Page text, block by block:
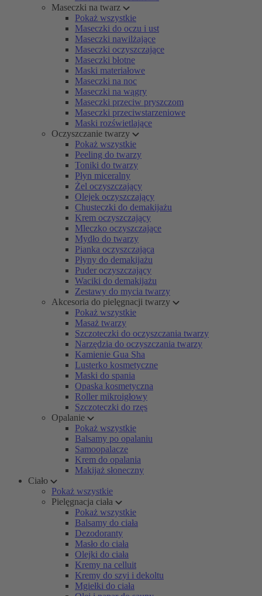
Maseczki na twarz
Pokaż wszystkie
Maseczki do oczu i ust
Maseczki nawilżające
Maseczki oczyszczające
Maseczki błotne
Maski materiałowe
Maseczki na noc
Maseczki na wągry
Maseczki przeciw pryszczom
Maseczki przeciwstarzeniowe
Maski rozświetlające
Oczyszczanie twarzy
Pokaż wszystkie
Peeling do twarzy
Toniki do twarzy
Płyn miceralny
Żel oczyszczający
Olejek oczyszczający
Chusteczki do demakijażu
Krem oczyszczający
Mleczko oczyszczające
Mydło do twarzy
Pianka oczyszczająca
Płyny do demakijażu
Puder oczyszczający
Waciki do demakijażu
Zestawy do mycia twarzy
Akcesoria do pielęgnacji twarzy
Pokaż wszystkie
Masaż twarzy
Szczoteczki do oczyszczania twarzy
Narzędzia do oczyszczania twarzy
Kamienie Gua Sha
Lusterko kosmetyczne
Maski do spania
Opaska kosmetyczna
Roller mikroigłowy
Szczoteczki do rzęs
Opalanie
Pokaż wszystkie
Balsamy po opalaniu
Samoopalacze
Krem do opalania
Makijaż słoneczny
Ciało
Pokaż wszystkie
Pielęgnacja ciała
Pokaż wszystkie
Balsamy do ciała
Dezodoranty
Masło do ciała
Olejki do ciała
Kremy na celluit
Kremy do szyi i dekoltu
Mgiełki do ciała